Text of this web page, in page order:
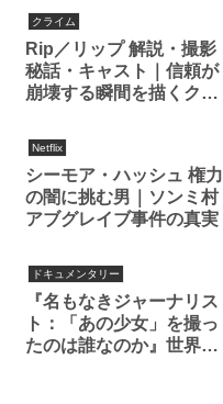
台に描かれる最終章
クライム
Rip／リップ 解説・撮影
秘話・キャスト｜信頼が
崩壊する瞬間を描くクラ
（Netflix）
Netflix
シーモア・ハッシュ 権力
の闇に挑む男｜ソンミ村
アブグレイブ事件の真実
ドキュメンタリー
『名もなきジャーナリス
ト：「あの少女」を撮っ
たのは誰なのか』世界を